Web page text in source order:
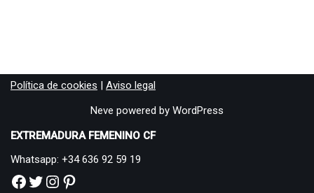
Política de cookies | Aviso legal
Neve powered by WordPress
EXTREMADURA FEMENINO CF
Whatsapp: +34 636 92 59 19